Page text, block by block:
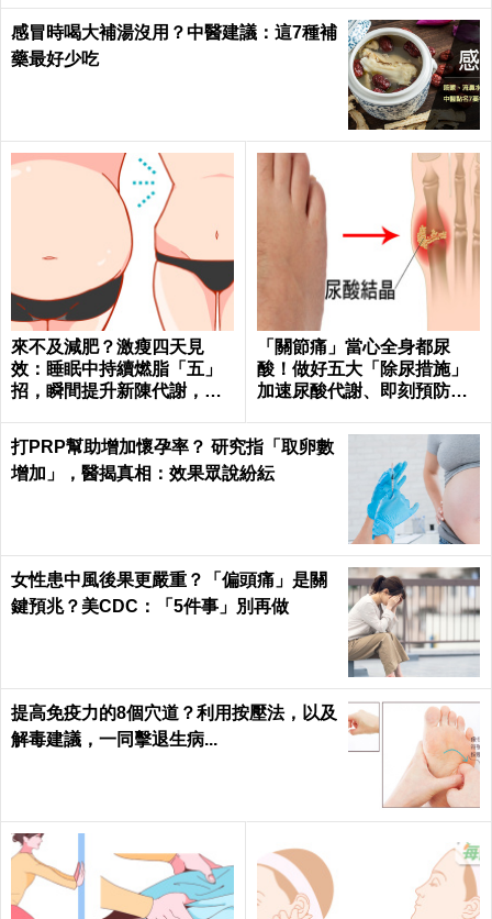
感冒時喝大補湯沒用？中醫建議：這7種補
藥最好少吃
來不及減肥？激瘦四天見
效：睡眠中持續燃脂「五」
招，瞬間提升新陳代謝，輕
「關節痛」當心全身都尿
酸！做好五大「除尿措施」
加速尿酸代謝、即刻預防痛
h
打PRP幫助增加懷孕率？ 研究指「取卵數
增加」，醫揭真相：效果眾說紛紜
女性患中風後果更嚴重？「偏頭痛」是關
鍵預兆？美CDC：「5件事」別再做
提高免疫力的8個穴道？利用按壓法，以及
解毒建議，一同擊退生病...